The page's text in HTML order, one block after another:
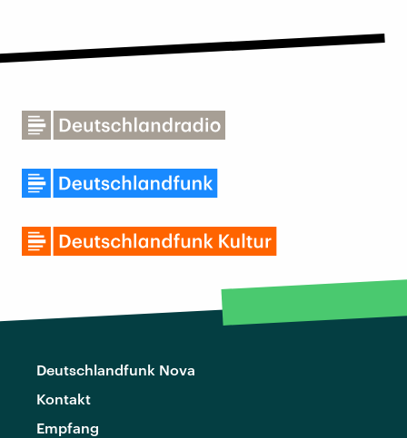
Deutschlandfunk Nova
Kontakt
Empfang